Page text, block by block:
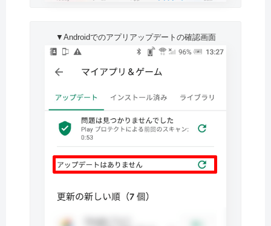
▼Androidでのアプリアップデートの確認画面